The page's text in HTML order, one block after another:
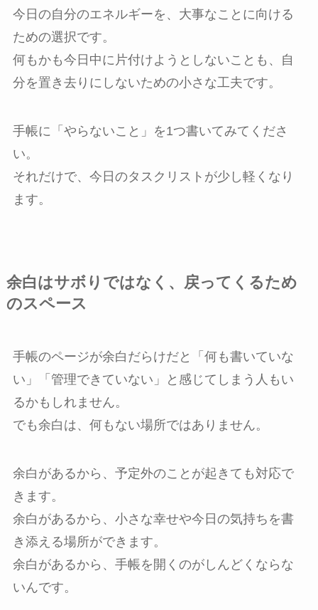
今日の自分のエネルギーを、大事なことに向ける
ための選択です。
何もかも今日中に片付けようとしないことも、自
分を置き去りにしないための小さな工夫です。
手帳に「やらないこと」を1つ書いてみてくださ
い。
それだけで、今日のタスクリストが少し軽くなり
ます。
余白はサボりではなく、戻ってくるため
のスペース
手帳のページが余白だらけだと「何も書いていな
い」「管理できていない」と感じてしまう人もい
るかもしれません。
でも余白は、何もない場所ではありません。
余白があるから、予定外のことが起きても対応で
きます。
余白があるから、小さな幸せや今日の気持ちを書
き添える場所ができます。
余白があるから、手帳を開くのがしんどくならな
いんです。